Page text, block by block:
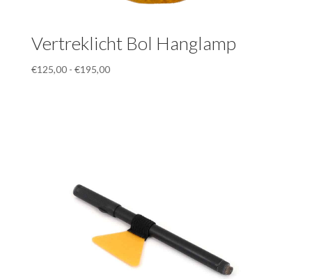
Vertreklicht Bol Hanglamp
€125,00 - €195,00Prijsklasse: